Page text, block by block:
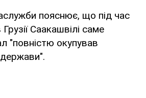
пояснює, що під час
Саакашвілі саме
"повністю окупував
держави".